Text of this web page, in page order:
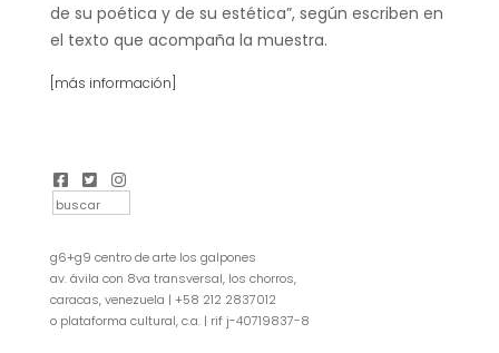
de su poética y de su estética”, según escriben en
el texto que acompaña la muestra.
[más información]
g6+g9 centro de arte los galpones
av. ávila con 8va transversal, los chorros,
caracas, venezuela | +58 212 2837012
o plataforma cultural, c.a. | rif j-40719837-8